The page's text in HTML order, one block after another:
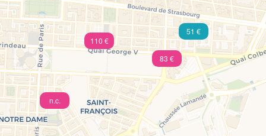
110 €
83 €
n.c.
51 €